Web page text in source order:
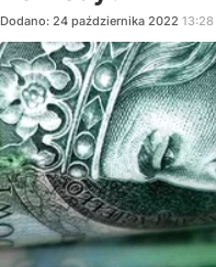
Dodano: 24 października 2022 13:28